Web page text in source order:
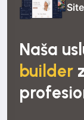
Naša
builder